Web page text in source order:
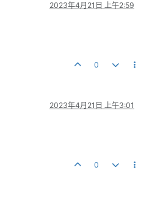
2023年4月21日 上午2:59
0
2023年4月21日 上午3:01
0